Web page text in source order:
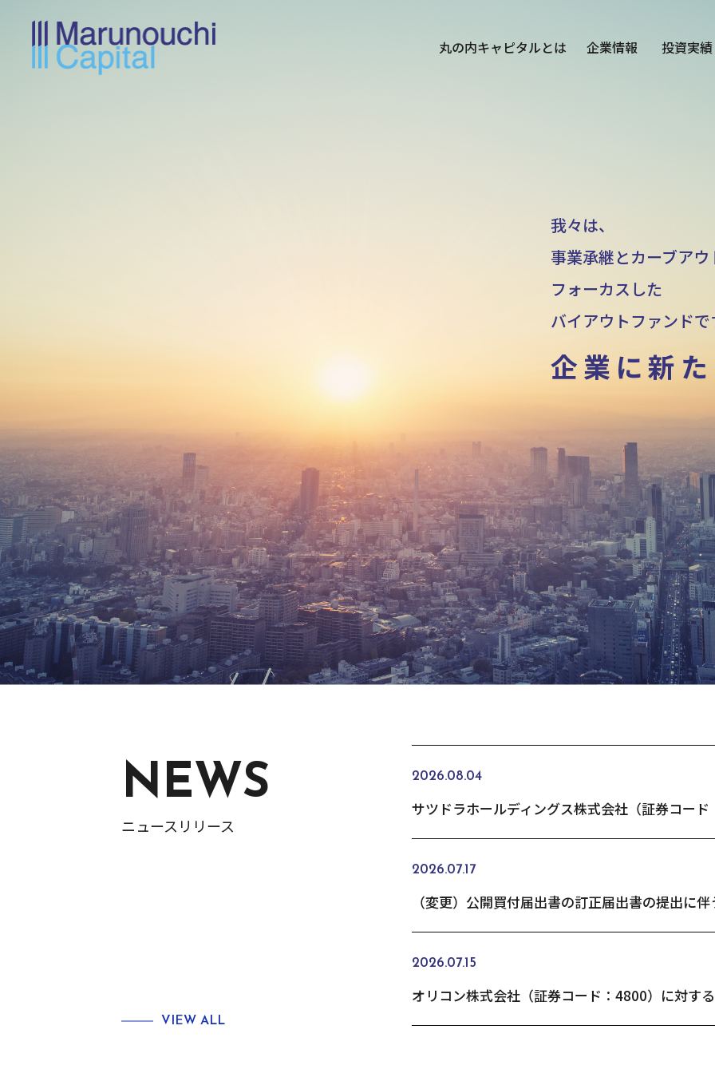
丸の内キャピタルとは 企業情報 投資実績
我々は、
事業承継とカーブアウ
フォーカスした
バイアウトファンドで
企業に新
NEWS
ニュースリリース
VIEW ALL
2026.08.04
2026.07.17
2026.07.15
オリコン株式会社（証券コード：4800）に対す